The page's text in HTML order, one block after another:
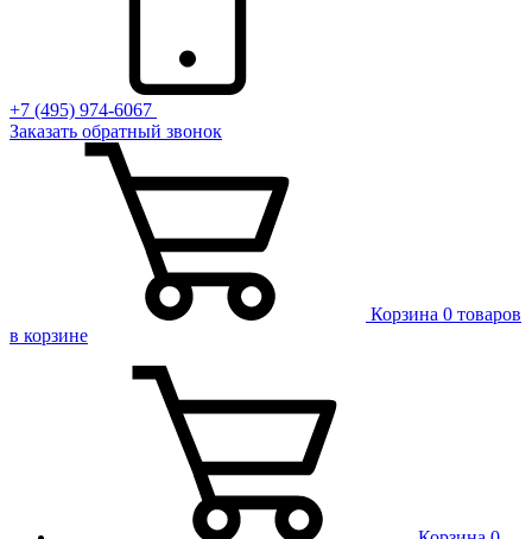
+7 (495) 974-6067
Заказать обратный звонок
Корзина 0 товаров
в корзине